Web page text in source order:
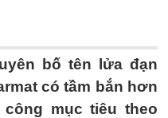
bố tên lửa đạn
có tầm bắn hơn
mục tiêu theo